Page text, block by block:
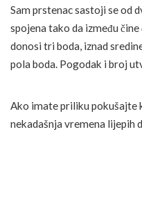
Sam prstenac sastoji se od
spojena tako da između
donosi tri boda, iznad
pola boda. Pogodak i broj
Ako imate priliku pokušajte
nekadašnja vremena lijepih